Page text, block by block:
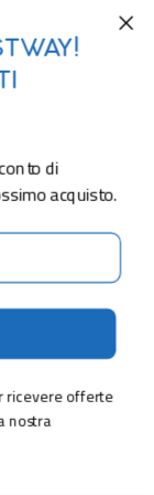
di
acquisto.
ricevere offerte
nostra